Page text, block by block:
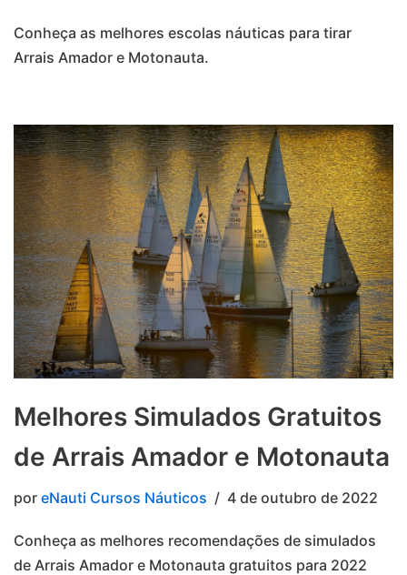
Conheça as melhores escolas náuticas para tirar
Arrais Amador e Motonauta.
Melhores Simulados Gratuitos
de Arrais Amador e Motonauta
por eNauti Cursos Náuticos 4 de outubro de 2022
Conheça as melhores recomendações de simulados
de Arrais Amador e Motonauta gratuitos para 2022